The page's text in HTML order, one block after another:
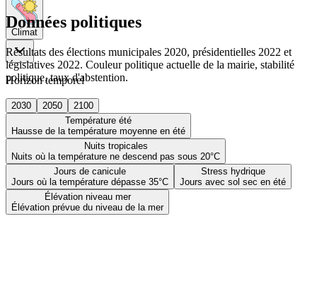
Climat
Horizon temporel
2030 2050
2100
Température été
Hausse de la température moyenne en été
Nuits tropicales
Nuits où la température ne descend pas sous 20°C
Jours de canicule
Jours où la température dépasse 35°C
Stress hydrique
Jours avec sol sec en été
Élévation niveau mer
Élévation prévue du niveau de la mer
Données politiques
Résultats des élections municipales 2020, présidentielles 2022 et
législatives 2022. Couleur politique actuelle de la mairie, stabilité
politique, taux d'abstention.